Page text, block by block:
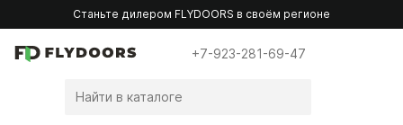
Станьте дилером FLYDOORS в своём регионе
+7-923-281-69-47